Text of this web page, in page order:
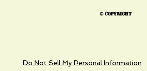
© Copyright
Do Not Sell My Personal Information